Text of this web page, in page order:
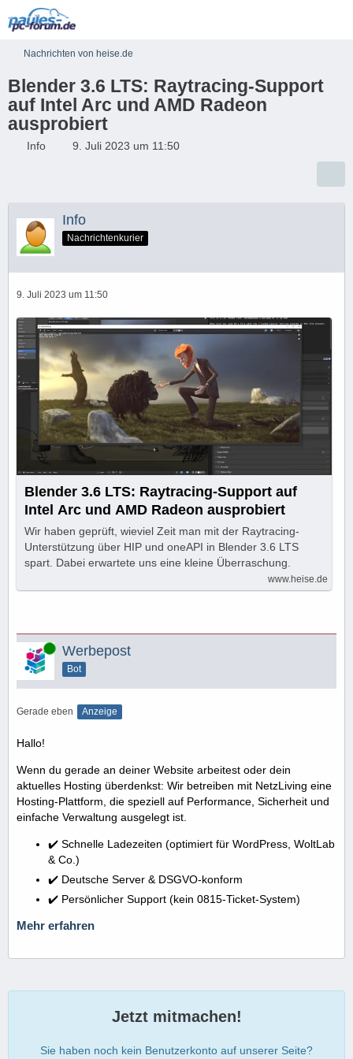
Nachrichten von heise.de
Blender 3.6 LTS: Raytracing-Support
auf Intel Arc und AMD Radeon
ausprobiert
Info 9. Juli 2023 um 11:50
Info
Nachrichtenkurier
9. Juli 2023 um 11:50
Blender 3.6 LTS: Raytracing-Support auf
Intel Arc und AMD Radeon ausprobiert
Wir haben geprüft, wieviel Zeit man mit der Raytracing-
Unterstützung über HIP und oneAPI in Blender 3.6 LTS
spart. Dabei erwartete uns eine kleine Überraschung.
www.heise.de
Online Werbepost
Bot
Gerade eben Anzeige
Hallo!
Wenn du gerade an deiner Website arbeitest oder dein
aktuelles Hosting überdenkst: Wir betreiben mit NetzLiving eine
Hosting-Plattform, die speziell auf Performance, Sicherheit und
einfache Verwaltung ausgelegt ist.
✔️ Schnelle Ladezeiten (optimiert für WordPress, WoltLab
& Co.)
✔️ Deutsche Server & DSGVO-konform
✔️ Persönlicher Support (kein 0815-Ticket-System)
Mehr erfahren
Jetzt mitmachen!
Sie haben noch kein Benutzerkonto auf unserer Seite?